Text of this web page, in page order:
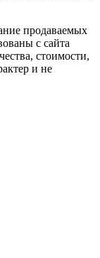
продаваемых
с сайта
стоимости,
и не